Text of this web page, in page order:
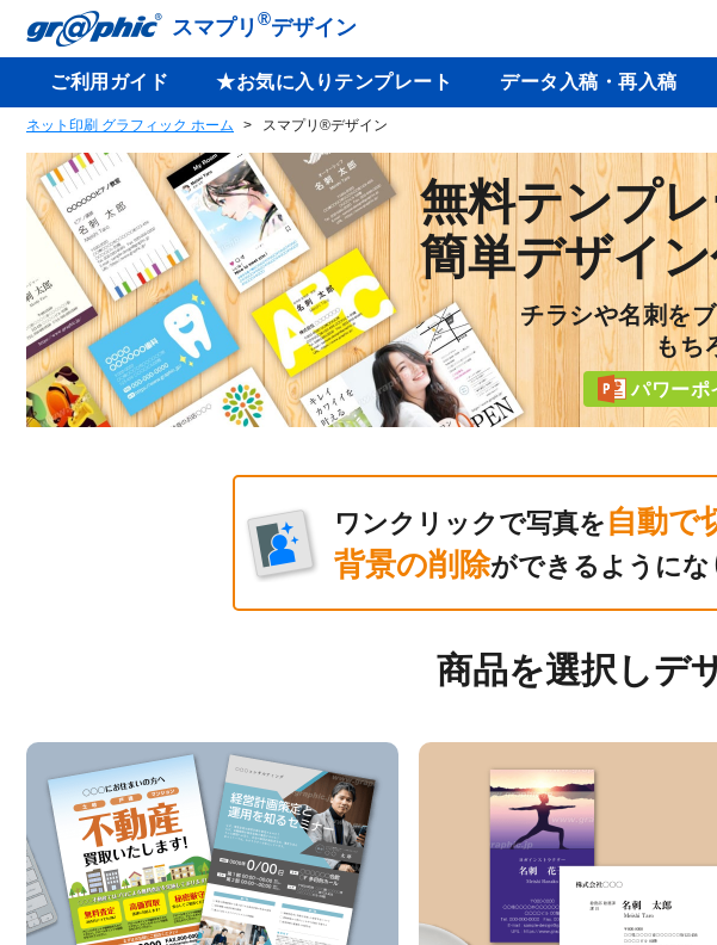
スマプリ ®デザイン
ご利用ガイド ★お気に入りテンプレート データ入稿・再入稿
ネット印刷 グラフィック ホーム スマプリ®デザイン
無料テンプ
簡単デザイ
チラシや名刺を
もち
パワーポ
ワンクリックで写真を 自動で
背景の削除ができるようにな
商品を選択しデ